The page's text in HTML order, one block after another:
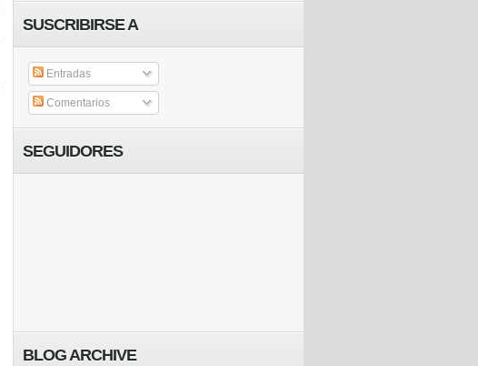
SUSCRIBIRSE A
Entradas
Comentarios
SEGUIDORES
BLOG ARCHIVE